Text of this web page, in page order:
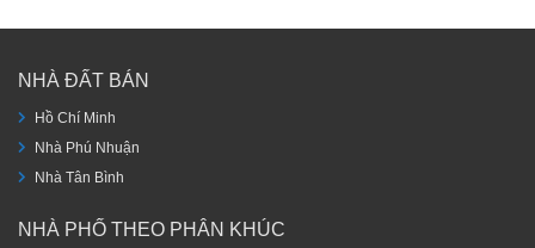
NHÀ ĐẤT BÁN
Hồ Chí Minh
Nhà Phú Nhuận
Nhà Tân Bình
NHÀ PHỐ THEO PHÂN KHÚC